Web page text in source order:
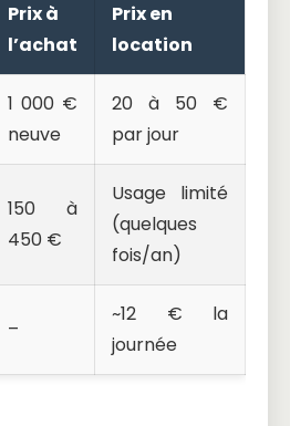
Prix à
l’achat
Prix en
location
1 000 €
neuve
20 à 50 €
par jour
150 à
450 €
Usage limité
(quelques
fois/an)
–
~12 € la
journée